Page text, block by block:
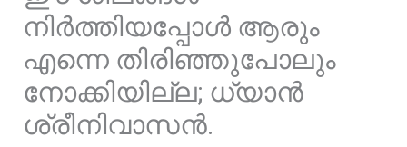
നിർത്തിയപ്പോൾ ആരും
എന്നെ തിരിഞ്ഞുപോലും
നോക്കിയില്ല; ധ്യാൻ
ശ്രീനിവാസൻ.